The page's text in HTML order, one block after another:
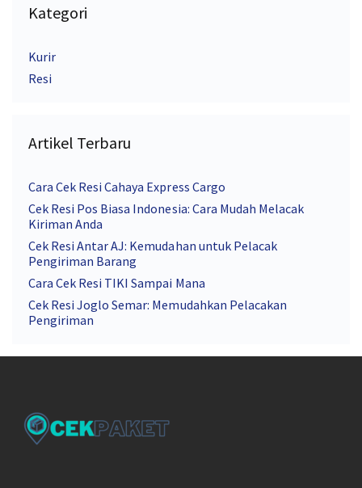
Kategori
Kurir
Resi
Artikel Terbaru
Cara Cek Resi Cahaya Express Cargo
Cek Resi Pos Biasa Indonesia: Cara Mudah Melacak
Kiriman Anda
Cek Resi Antar AJ: Kemudahan untuk Pelacak
Pengiriman Barang
Cara Cek Resi TIKI Sampai Mana
Cek Resi Joglo Semar: Memudahkan Pelacakan
Pengiriman